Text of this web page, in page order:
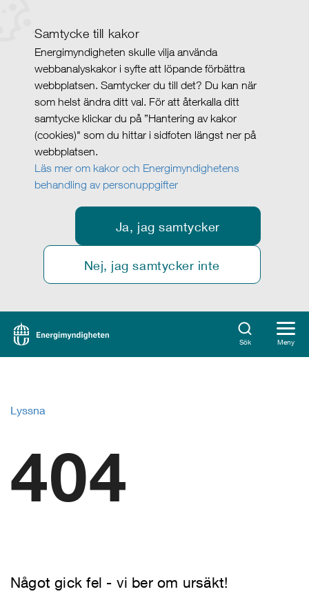
Samtycke till kakor
Energimyndigheten skulle vilja använda
webbanalyskakor i syfte att löpande förbättra
webbplatsen. Samtycker du till det? Du kan när
som helst ändra ditt val. För att återkalla ditt
samtycke klickar du på ”Hantering av kakor
(cookies)" som du hittar i sidfoten längst ner på
webbplatsen.
Läs mer om kakor och Energimyndighetens
behandling av personuppgifter
Ja, jag samtycker
Nej, jag samtycker inte
Sök Meny
Lyssna
404
Något gick fel - vi ber om ursäkt!